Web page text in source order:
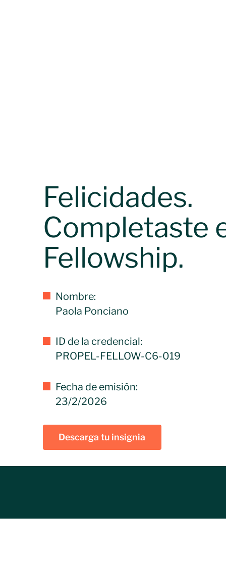
Felicidades.
Completaste
Fellowship.
Nombre:
Paola Ponciano
ID de la credencial:
PROPEL-FELLOW-C6-019
Fecha de emisión:
23/2/2026
Descarga tu insignia